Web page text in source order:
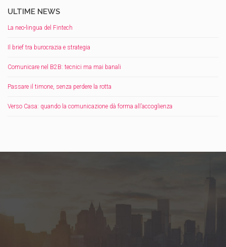
ULTIME NEWS
La neo-lingua del Fintech
Il brief tra burocrazia e strategia
Comunicare nel B2B: tecnici ma mai banali
Passare il timone, senza perdere la rotta
Verso Casa: quando la comunicazione dà forma all’accoglienza